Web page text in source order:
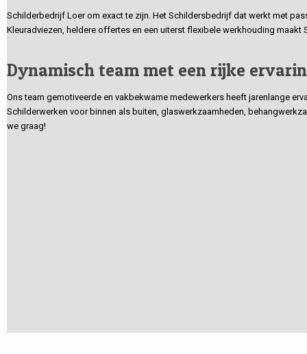
Schilderbedrijf Loer om exact te zijn. Het Schildersbedrijf dat werkt met
Kleuradviezen, heldere offertes en een uiterst flexibele werkhouding
Dynamisch team met een rijke
Ons team gemotiveerde en vakbekwame medewerkers heeft jarenlange
Schilderwerken voor binnen als buiten, glaswerkzaamheden,
we graag!